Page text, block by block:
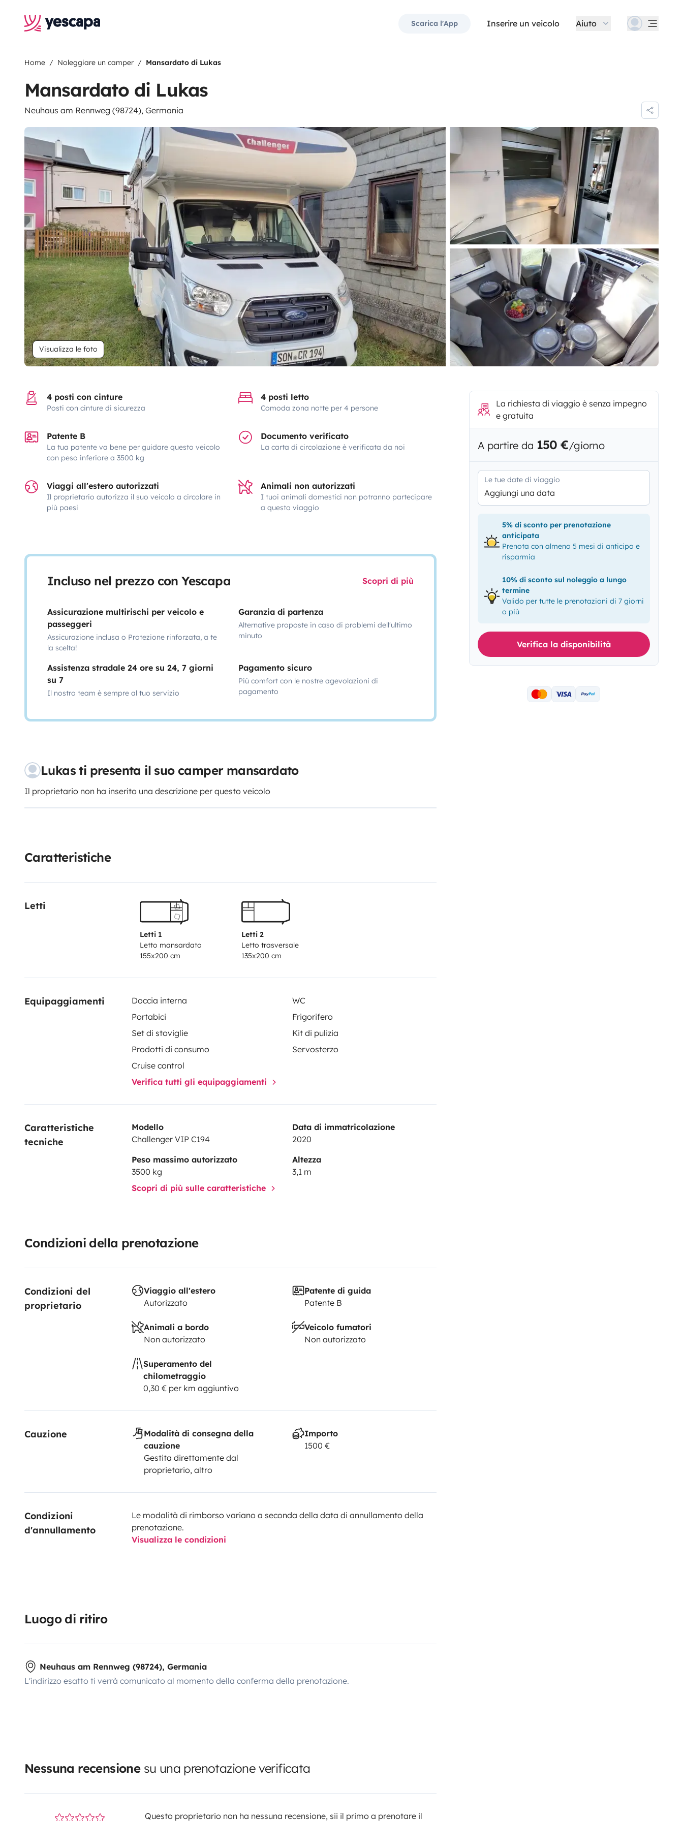
Scarica l'App Inserire un veicolo Aiuto
Home Noleggiare un camper Mansardato di Lukas
Mansardato di Lukas
Neuhaus am Rennweg (98724), Germania
Visualizza le foto
4 posti con cinture
Posti con cinture di sicurezza
4 posti letto
Comoda zona notte per 4 persone
Patente B
La tua patente va bene per guidare questo veicolo
con peso inferiore a 3500 kg
Documento verificato
La carta di circolazione è verificata da noi
Viaggi all'estero autorizzati
Il proprietario autorizza il suo veicolo a circolare in
più paesi
Animali non autorizzati
I tuoi animali domestici non potranno partecipare
a questo viaggio
Incluso nel prezzo con Yescapa Scopri di più
Assicurazione multirischi per veicolo e
passeggeri
Assicurazione inclusa o Protezione rinforzata, a te
la scelta!
Garanzia di partenza
Alternative proposte in caso di problemi dell'ultimo
minuto
Assistenza stradale 24 ore su 24, 7 giorni
su 7
Il nostro team è sempre al tuo servizio
Pagamento sicuro
Più comfort con le nostre agevolazioni di
pagamento
Lukas ti presenta il suo camper mansardato
Il proprietario non ha inserito una descrizione per questo veicolo
Caratteristiche
Letti
Letti 1
Letto mansardato
155x200 cm
Letti 2
Letto trasversale
135x200 cm
Equipaggiamenti Doccia interna
WC
Portabici
Frigorifero
Set di stoviglie
Kit di pulizia
Prodotti di consumo
Servosterzo
Cruise control
Verifica tutti gli equipaggiamenti
Caratteristiche
tecniche
Modello
Challenger VIP C194
Data di immatricolazione
2020
Peso massimo autorizzato
3500 kg
Altezza
3,1 m
Scopri di più sulle caratteristiche
Condizioni della prenotazione
Condizioni del
proprietario
Viaggio all'estero
Autorizzato
Patente di guida
Patente B
Animali a bordo
Non autorizzato
Veicolo fumatori
Non autorizzato
Superamento del
chilometraggio
0,30 € per km aggiuntivo
Cauzione
Modalità di consegna della
cauzione
Gestita direttamente dal
proprietario, altro
Importo
1500 €
Condizioni
d'annullamento
Le modalità di rimborso variano a seconda della data di annullamento della
prenotazione.
Visualizza le condizioni
Luogo di ritiro
Neuhaus am Rennweg (98724), Germania
L'indirizzo esatto ti verrà comunicato al momento della conferma della prenotazione.
Nessuna recensionesu una prenotazione verificata
Questo proprietario non ha nessuna recensione, sii il primo a prenotare il
La richiesta di viaggio è senza impegno
e gratuita
A partire da 150 €/giorno
Le tue date di viaggio
Aggiungi una data
5% di sconto per prenotazione
anticipata
Prenota con almeno 5 mesi di anticipo e
risparmia
10% di sconto sul noleggio a lungo
termine
Valido per tutte le prenotazioni di 7 giorni
o più
Verifica la disponibilità